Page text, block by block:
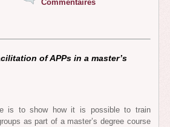
Commentaires
of APPs in a master’s
is to show how it is possible to train
as part of a master’s degree course